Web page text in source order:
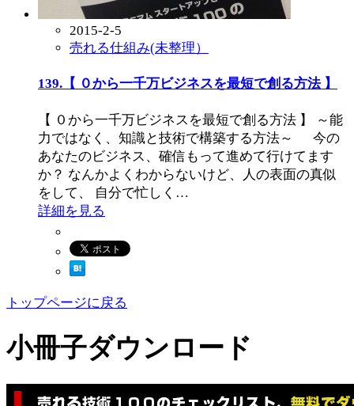
2015-2-5
売れる仕組み(未整理）
139.【 ０から一千万ビジネスを最短で創る方法 】
【 ０から一千万ビジネスを最短で創る方法 】 ～能
力ではなく、知識と技術で構築する方法～ 今の
あなたのビジネス、確信もって進めて行けてます
か？ なんかよくわからないけど、人の表面の真似
をして、 自分で忙しく…
詳細を見る
トップページに戻る
小冊子ダウンロード